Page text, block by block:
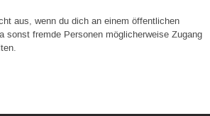
aus, wenn du dich an einem öffentlichen
sonst fremde Personen möglicherweise Zugang